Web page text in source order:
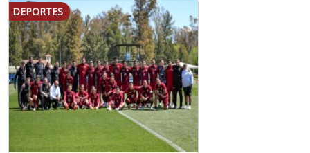
DEPORTES